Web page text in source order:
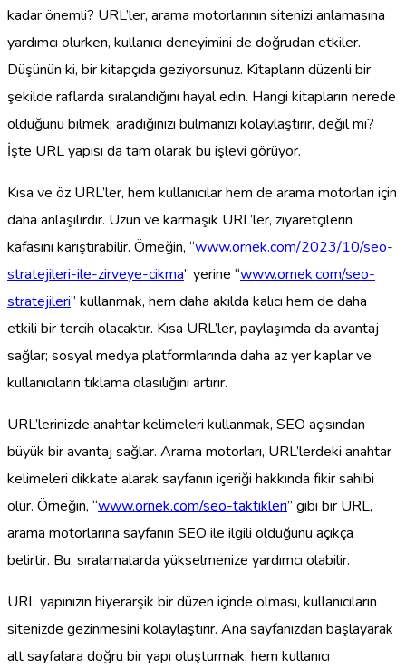
kadar önemli? URL’ler, arama motorlarının sitenizi anlamasına
yardımcı olurken, kullanıcı deneyimini de doğrudan etkiler.
Düşünün ki, bir kitapçıda geziyorsunuz. Kitapların düzenli bir
şekilde raflarda sıralandığını hayal edin. Hangi kitapların nerede
olduğunu bilmek, aradığınızı bulmanızı kolaylaştırır, değil mi?
İşte URL yapısı da tam olarak bu işlevi görüyor.
Kısa ve öz URL’ler, hem kullanıcılar hem de arama motorları için
daha anlaşılırdır. Uzun ve karmaşık URL’ler, ziyaretçilerin
kafasını karıştırabilir. Örneğin, “www.ornek.com/2023/10/seo-
stratejileri-ile-zirveye-cikma” yerine “www.ornek.com/seo-
stratejileri” kullanmak, hem daha akılda kalıcı hem de daha
etkili bir tercih olacaktır. Kısa URL’ler, paylaşımda da avantaj
sağlar; sosyal medya platformlarında daha az yer kaplar ve
kullanıcıların tıklama olasılığını artırır.
URL’lerinizde anahtar kelimeleri kullanmak, SEO açısından
büyük bir avantaj sağlar. Arama motorları, URL’lerdeki anahtar
kelimeleri dikkate alarak sayfanın içeriği hakkında fikir sahibi
olur. Örneğin, “www.ornek.com/seo-taktikleri” gibi bir URL,
arama motorlarına sayfanın SEO ile ilgili olduğunu açıkça
belirtir. Bu, sıralamalarda yükselmenize yardımcı olabilir.
URL yapınızın hiyerarşik bir düzen içinde olması, kullanıcıların
sitenizde gezinmesini kolaylaştırır. Ana sayfanızdan başlayarak
alt sayfalara doğru bir yapı oluşturmak, hem kullanıcı